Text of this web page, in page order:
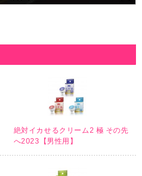
絶対イカせるクリーム2 極 その先
へ2023【男性用】